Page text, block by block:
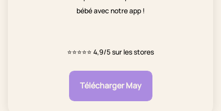
bébé avec notre app !
⭐⭐⭐⭐⭐ 4,9/5 sur les stores
Télécharger May